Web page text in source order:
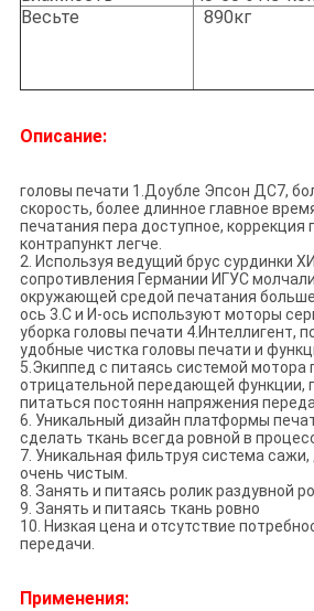
Весьте
890кг
Описание:
головы печати 1.Доубле Эпсон ДС7,
скорость, более длинное главное
печатания пера доступное, коррекция
контрапункт легче.
2. Используя ведущий брус сурдинки
сопротивления Германии ИГУС
окружающей средой печатания
ось 3.С и И-ось используют моторы
уборка головы печати 4.Интеллигент,
удобные чистка головы печати и
5.Экиппед с питаясь системой мотора
отрицательной передающей функции,
питаться постоянн напряжения
6. Уникальный дизайн платформы
сделать ткань всегда ровной в
7. Уникальная фильтруя система
очень чистым.
8. Занять и питаясь ролик раздувной
9. Занять и питаясь ткань ровно
10. Низкая цена и отсутствие
передачи.
Применения: